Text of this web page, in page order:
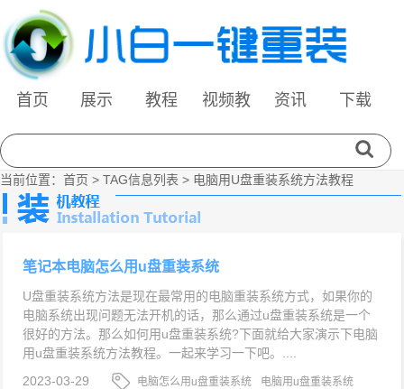
首页 展示 教程
视频教
资讯 下载
当前位置： 首页 > TAG信息列表 > 电脑用U盘重装系统方法教程
笔记本电脑怎么用u盘重装系统
U盘重装系统方法是现在最常用的电脑重装系统方式，如果你的
电脑系统出现问题无法开机的话，那么通过u盘重装系统是一个
很好的方法。那么如何用u盘重装系统?下面就给大家演示下电脑
用u盘重装系统方法教程。一起来学习一下吧。....
2023-03-29
电脑怎么用u盘重装系统
电脑用u盘重装系统